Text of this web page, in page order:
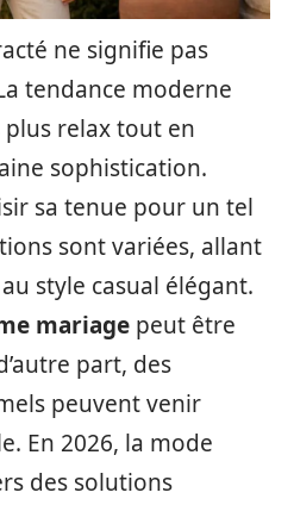
ne signifie pas
tendance moderne
relax tout en
sophistication.
sa tenue pour un tel
sont variées, allant
style casual élégant.
mariage peut être
part, des
peuvent venir
En 2026, la mode
des solutions